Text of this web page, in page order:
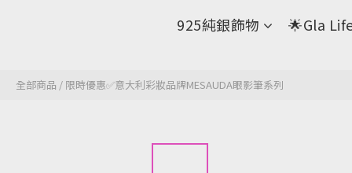
925純銀飾物
🌟Gla
全部商品 / 限時優惠✅意大利彩妝品牌MESAUDA眼影筆系列